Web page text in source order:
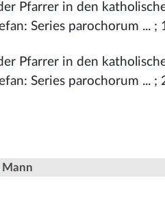
Pfarrer in den
Series parochorum ... ;
Pfarrer in den
Series parochorum ... ;
Mann